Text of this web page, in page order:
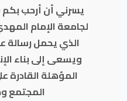
يسرني أن أرحب بكم
لجامعة الإمام
الذي يحمل رسالة
ويسعى إلى بناء
المؤهلة القادرة
المجتمع